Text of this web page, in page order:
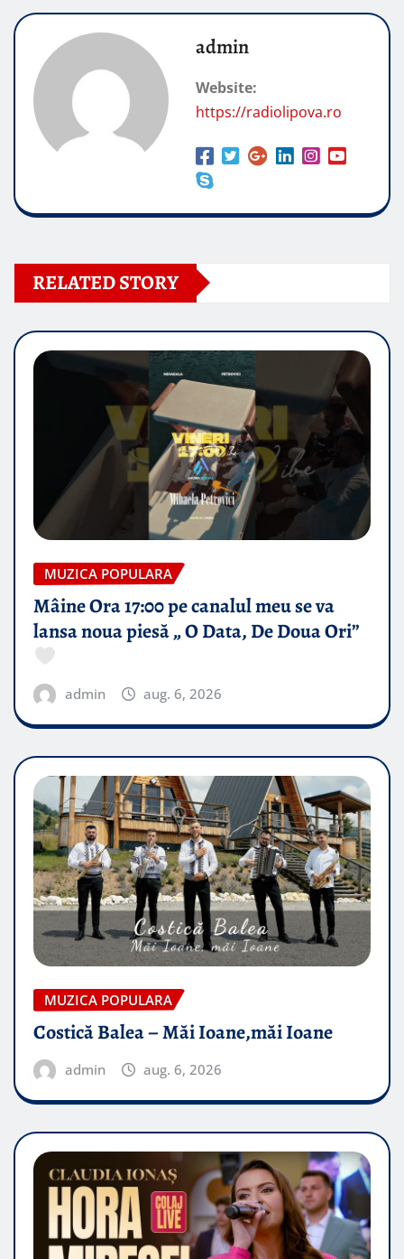
admin
Website:
https://radiolipova.ro
RELATED STORY
MUZICA POPULARA
Mâine Ora 17:00 pe canalul meu se va
lansa noua piesă „ O Data, De Doua Ori”
admin aug. 6, 2026
MUZICA POPULARA
Costică Balea – Măi Ioane,măi Ioane
admin aug. 6, 2026